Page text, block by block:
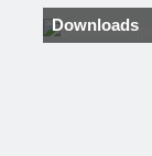
Downloads